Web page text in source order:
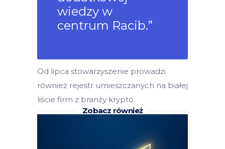
wiedzy w
centrum Racib.”
Od lipca stowarzyszenie prowadzi
również rejestr umieszczanych na białej
liście firm z branży krypto.
Zobacz również